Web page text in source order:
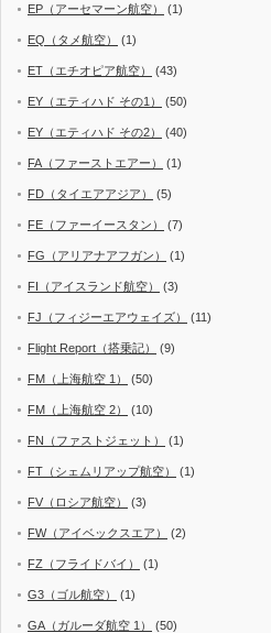
EP（アーセマーン航空） (1)
EQ（タメ航空） (1)
ET（エチオピア航空） (43)
EY（エティハド その1） (50)
EY（エティハド その2） (40)
FA（ファーストエアー） (1)
FD（タイエアアジア） (5)
FE（ファーイースタン） (7)
FG（アリアナアフガン） (1)
FI（アイスランド航空） (3)
FJ（フィジーエアウェイズ） (11)
Flight Report（搭乗記） (9)
FM（上海航空 1） (50)
FM（上海航空 2） (10)
FN（ファストジェット） (1)
FT（シェムリアップ航空） (1)
FV（ロシア航空） (3)
FW（アイベックスエア） (2)
FZ（フライドバイ） (1)
G3（ゴル航空） (1)
GA（ガルーダ航空 1） (50)